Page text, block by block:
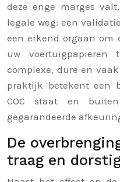
deze enge marges
legale weg: een
een erkend orgaan om
uw
complexe, dure en
praktijk betekent een
COC staat en
gegarandeerde
De
traag en